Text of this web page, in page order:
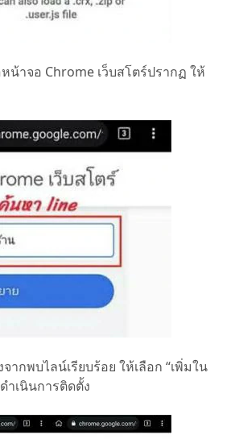
หน้าจอ Chrome เว็บสโตร์ปรากฏ ให้
จากพบไลน์เรียบร้อย ให้เลือก “เพิ่มใน
ำเนินการติดตั้ง